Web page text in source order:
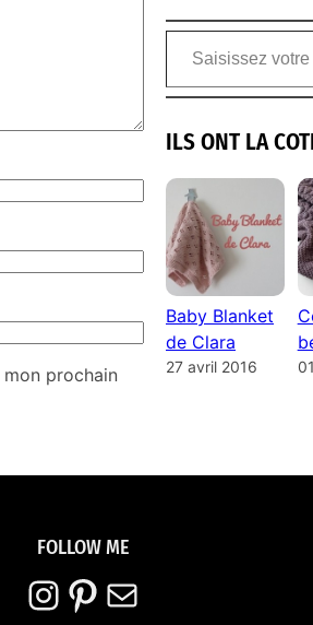
prochain
Saisissez votre adresse e-mail…
ILS ONT LA
Baby Blanket
de Clara
27 avril 2016
FOLLOW ME
Instagram Pinterest E-mail